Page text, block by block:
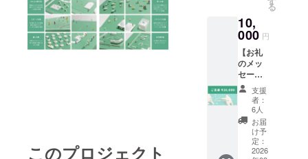
このプロジェクト
換えで
のお渡
し ・お
釣りは
でませ
ん ・差
額が発
生した
場合は
現金に
て清算
をお願
いしま
りしま
す。 ●
イベン
トで使
える700
円チ
ケット
10月の
イベン
ト
BEER
Picinic
で使え
る
10,
000 円
【お礼
のメッ
セージ
+どて
ファニ
チャー
ガイド
ブッ
ク】 感
謝の気
支援
者：
6人
お届
け予
定：
2026